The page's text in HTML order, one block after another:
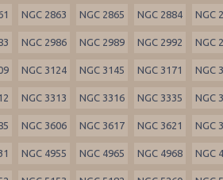
NGC 2863 NGC 2865 NGC 2884 NGC
NGC 2986 NGC 2989 NGC 2992 NGC
NGC 3124 NGC 3145 NGC 3171 NGC
NGC 3313 NGC 3316 NGC 3335 NGC
NGC 3606 NGC 3617 NGC 3621 NGC
NGC 4955 NGC 4965 NGC 4968 NGC